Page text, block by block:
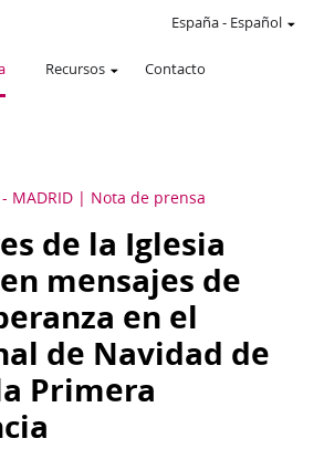
Recursos Contacto
España- Español
- MADRID Nota de prensa
de la Iglesia
mensajes de
en el
de Navidad de
Primera